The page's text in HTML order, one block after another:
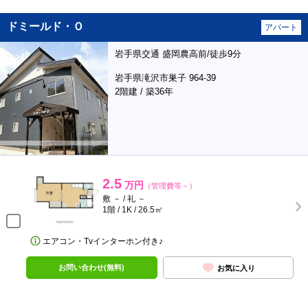
ドミールド・Ｏ アパート
岩手県交通 盛岡農高前/徒歩9分
岩手県滝沢市巣子 964-39
2階建 / 築36年
2.5 万円 （管理費等－）
敷 － / 礼 －
1階 / 1K / 26.5㎡
エアコン・Tvインターホン付き♪
お問い合わせ(無料) お気に入り